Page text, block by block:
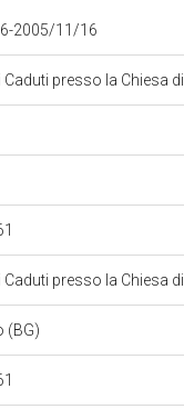
2005/11/16
Caduti presso la Chiesa
presso la Chiesa
(BG)